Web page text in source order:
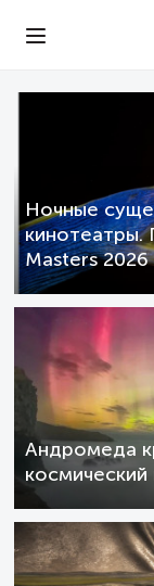
Ночные
кинотеатры.
Masters 2026
Андромеда
космический